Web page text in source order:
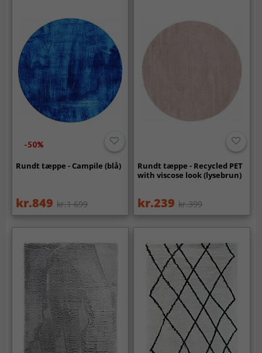
-50%
Rundt tæppe - Campile (blå)
kr.849 kr.1 699
Rundt tæppe - Recycled PET
with viscose look (lysebrun)
kr.239 kr.399